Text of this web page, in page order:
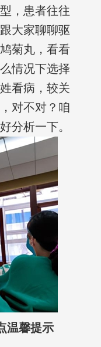
，患者往往
大家聊聊驱
菊丸，看看
情况下选择
看病，较关
对不对？咱
分析一下。
温馨提示